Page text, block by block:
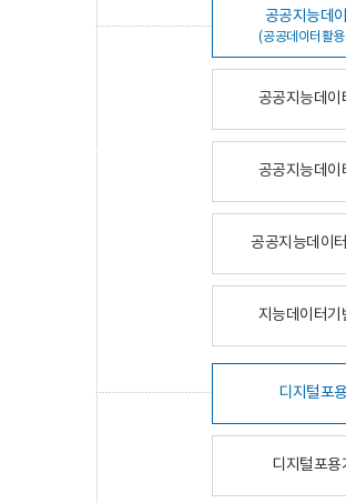
공공지능데
(공공데이터활
공공지능데이
공공지능데이
공공지능데이
지능데이터기
디지털포
디지털포용